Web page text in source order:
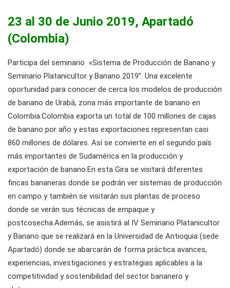
23 al 30 de Junio 2019, Apartadó
(Colombia)
Participa del seminario «Sistema de Producción de Banano y
Seminario Platanicultor y Banano 2019”. Una excelente
oportunidad para conocer de cerca los modelos de producción
de banano de Urabá, zona más importante de banano en
Colombia.Colombia exporta un total de 100 millones de cajas
de banano por año y estas exportaciones representan casi
860 millones de dólares. Así se convierte en el segundo país
más importantes de Sudamérica en la producción y
exportación de banano.En esta Gira se visitará diferentes
fincas bananeras donde se podrán ver sistemas de producción
en campo y también se visitarán sus plantas de proceso
donde se verán sus técnicas de empaque y
postcosecha.Además, se asistirá al IV Seminario Platanicultor
y Banano que se realizará en la Universidad de Antioquia (sede
Apartadó) donde se abarcarán de forma práctica avances,
experiencias, investigaciones y estrategias aplicables a la
competitividad y sostenibilidad del sector bananero y